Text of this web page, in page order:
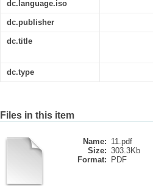
dc.language.iso
dc.publisher
dc.title
dc.type
Files in this item
Name: 11.pdf
Size: 303.3Kb
Format:
PDF